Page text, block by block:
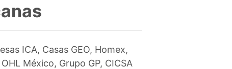
ICA, Casas GEO, Homex,
México, Grupo GP, CICSA